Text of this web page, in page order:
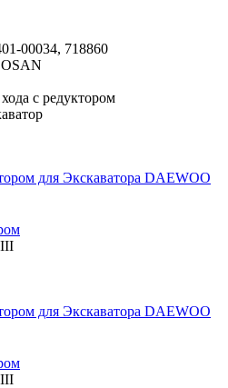
00034, 718860
с редуктором